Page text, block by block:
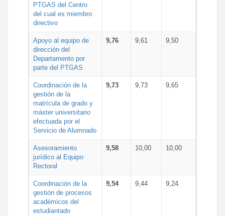
PTGAS del Centro
del cual es miembro
directivo
Apoyo al equipo de
dirección del
Departamento por
parte del PTGAS
9,76 9,61 9,50
Coordinación de la
gestión de la
matrícula de grado y
máster universitario
efectuada por el
Servicio de Alumnado
9,73 9,73 9,65
Asesoramiento
jurídico al Equipo
Rectoral
9,58 10,00 10,00
Coordinación de la
gestión de procesos
académicos del
estudiantado
9,54 9,44 9,24